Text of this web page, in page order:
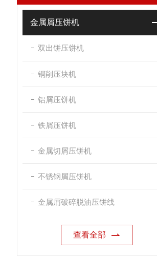
金属屑压饼机
双出饼压饼机
铜削压块机
铝屑压饼机
铁屑压饼机
金属切屑压饼机
不锈钢屑压饼机
金属屑破碎脱油压饼线
查看全部